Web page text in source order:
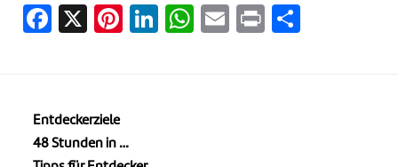
Facebook
X Pinterest
LinkedIn
WhatsApp
EmailPrint
Entdeckerziele
48 Stunden in …